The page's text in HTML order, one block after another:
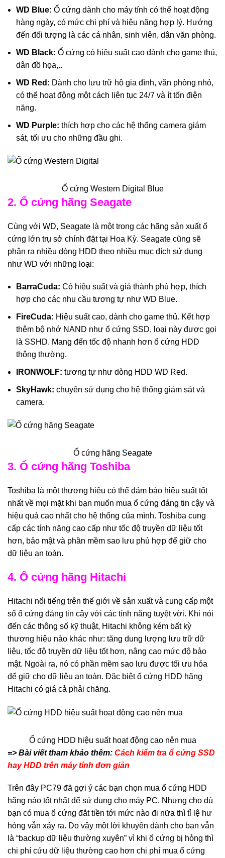
WD Blue: Ổ cứng dành cho máy tính có thể hoạt động
hàng ngày, có mức chi phí và hiệu năng hợp lý. Hướng
đến đối tượng là các cá nhân, sinh viên, dân văn phòng.
WD Black: Ổ cứng có hiệu suất cao dành cho game thủ,
dân đồ họa,..
WD Red: Dành cho lưu trữ hộ gia đình, văn phòng nhỏ,
có thể hoạt động một cách liên tục 24/7 và ít tốn điện
năng.
WD Purple: thích hợp cho các hệ thống camera giám
sát, tối ưu cho những đầu ghi.
Ổ cứng Western Digital Blue
2. Ổ cứng hãng Seagate
Cùng với WD, Seagate là một trong các hãng sản xuất ổ
cứng lớn trụ sở chính đặt tại Hoa Kỳ. Seagate cũng sẽ
phân ra nhiều dòng HDD theo nhiều mục đích sử dụng
như WD với những loại:
BarraCuda: Có hiệu suất và giá thành phù hợp, thích
hợp cho các nhu cầu tương tự như WD Blue.
FireCuda: Hiệu suất cao, dành cho game thủ. Kết hợp
thêm bộ nhớ NAND như ổ cứng SSD, loại này được gọi
là SSHD. Mang đến tốc độ nhanh hơn ổ cứng HDD
thông thường.
IRONWOLF: tương tự như dòng HDD WD Red.
SkyHawk: chuyên sử dụng cho hệ thống giám sát và
camera.
Ổ cứng hãng Seagate
3. Ổ cứng hãng Toshiba
Toshiba là một thương hiệu có thể đảm bảo hiệu suất tốt
nhất về mọi mặt khi bạn muốn mua ổ cứng đáng tin cậy và
hiệu quả cao nhất cho hệ thống của mình. Toshiba cung
cấp các tính năng cao cấp như tốc độ truyền dữ liệu tốt
hơn, bảo mật và phần mềm sao lưu phù hợp để giữ cho
dữ liệu an toàn.
4. Ổ cứng hãng Hitachi
Hitachi nổi tiếng trên thế giới về sản xuất và cung cấp một
số ổ cứng đáng tin cậy với các tính năng tuyệt vời. Khi nói
đến các thông số kỹ thuật, Hitachi không kém bất kỳ
thương hiệu nào khác như: tăng dung lượng lưu trữ dữ
liệu, tốc độ truyền dữ liệu tốt hơn, nâng cao mức độ bảo
mật. Ngoài ra, nó có phần mềm sao lưu được tối ưu hóa
để giữ cho dữ liệu an toàn. Đặc biệt ổ cứng HDD hãng
Hitachi có giá cả phải chăng.
Ổ cứng HDD hiệu suất hoạt động cao nên mua
=> Bài viết tham khảo thêm: Cách kiểm tra ổ cứng SSD
hay HDD trên máy tính đơn giản
Trên đây PC79 đã gợi ý các bạn chọn mua ổ cứng HDD
hãng nào tốt nhất để sử dụng cho máy PC. Nhưng cho dù
bạn có mua ổ cứng đắt tiền tới mức nào đi nữa thì tỉ lệ hư
hỏng vẫn xảy ra. Do vậy một lời khuyên dành cho bạn vẫn
là “backup dữ liệu thường xuyên” vì khi ổ cứng bị hỏng thì
chi phí cứu dữ liệu thường cao hơn chi phí mua ổ cứng